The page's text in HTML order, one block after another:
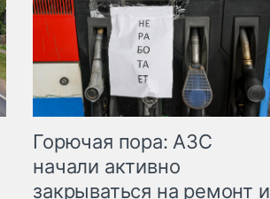
Горючая пора: АЗС
начали активно
закрываться на ремонт и